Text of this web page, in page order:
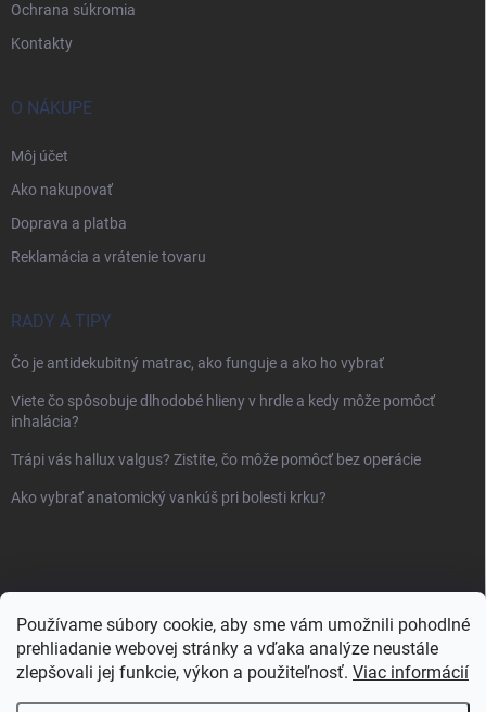
Používame súbory cookie, aby sme vám umožnili pohodlné
prehliadanie webovej stránky a vďaka analýze neustále
zlepšovali jej funkcie, výkon a použiteľnosť. Viac informácií
Ochrana súkromia
Kontakty
O NÁKUPE
Môj účet
Ako nakupovať
Doprava a platba
Reklamácia a vrátenie tovaru
RADY A TIPY
Čo je antidekubitný matrac, ako funguje a ako ho vybrať
Viete čo spôsobuje dlhodobé hlieny v hrdle a kedy môže pomôcť
inhalácia?
Trápi vás hallux valgus? Zistite, čo môže pomôcť bez operácie
Ako vybrať anatomický vankúš pri bolesti krku?